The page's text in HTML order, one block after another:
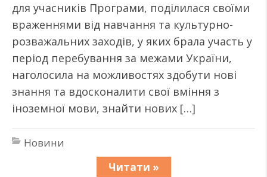
для учасників Програми, поділилася своїми
враженнями від навчання та культурно-
розважальних заходів, у яких брала участь у
період перебування за межами України,
наголосила на можливостях здобути нові
знання та вдосконалити свої вміння з
іноземної мови, знайти нових […]
Новини
Читати »